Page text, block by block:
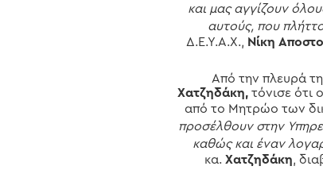
και μας αγγίζουν
αυτούς, που
Δ.Ε.Υ.Α.Χ., Νίκη
Από την πλευρά
Χατζηδάκη, τόνισε
από το Μητρώο των
προσέλθουν στην
καθώς και έναν
κα. Χατζηδάκη,